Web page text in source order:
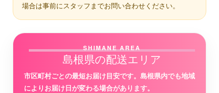
場合は事前にスタッフまでお問い合わせください。
SHIMANE AREA
島根県の配送エリア
市区町村ごとの最短お届け目安です。島根県内でも地域
によりお届け日が変わる場合があります。